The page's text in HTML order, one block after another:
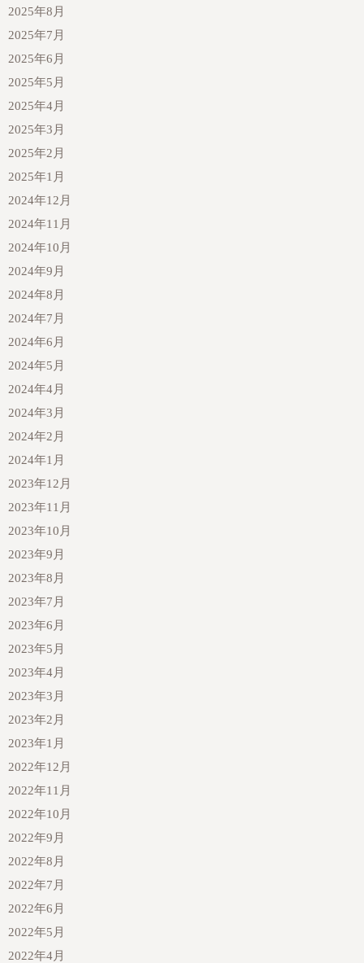
2025年8月
2025年7月
2025年6月
2025年5月
2025年4月
2025年3月
2025年2月
2025年1月
2024年12月
2024年11月
2024年10月
2024年9月
2024年8月
2024年7月
2024年6月
2024年5月
2024年4月
2024年3月
2024年2月
2024年1月
2023年12月
2023年11月
2023年10月
2023年9月
2023年8月
2023年7月
2023年6月
2023年5月
2023年4月
2023年3月
2023年2月
2023年1月
2022年12月
2022年11月
2022年10月
2022年9月
2022年8月
2022年7月
2022年6月
2022年5月
2022年4月